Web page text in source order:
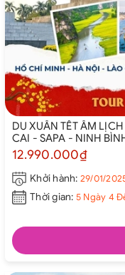
DU XUÂN TẾT ÂM
CAI - SAPA - NINH
12.990.000₫
Khởi hành: 29/01/
Thời gian: 5 Ngày 4